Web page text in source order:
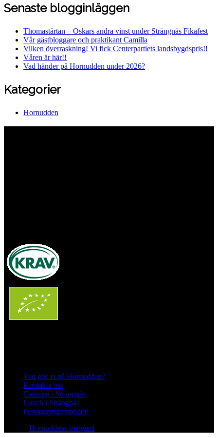
Senaste blogginläggen
Thomastårtan – Oskars andra vinst under Strängnäs Fikafest
Vår gästbloggare och praktikant Camilla
Vilken överraskning! Vi fick Centerpartiets landsbygdspris!!
Våren är här!!
Vad händer på Hornudden under 2026?
Kategorier
Hornudden
Vad gör vi på Hornudden?
Kontakta oss
Catering i Strängnäs
Lunch i Strängnäs
Personuppgiftspolicy
Hornuddens trädgård